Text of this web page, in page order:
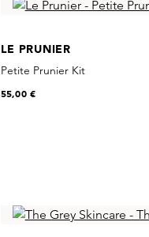
LE PRUNIER
Petite Prunier Kit
55,00 €